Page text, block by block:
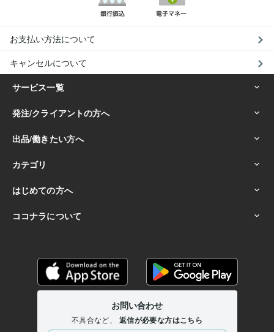
お支払い方法について
キャンセルについて